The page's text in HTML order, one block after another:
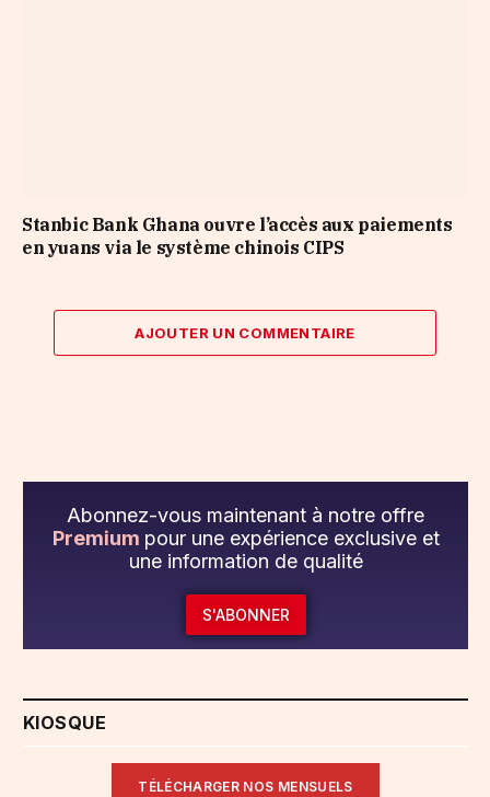
Stanbic Bank Ghana ouvre l’accès aux paiements
en yuans via le système chinois CIPS
AJOUTER UN COMMENTAIRE
Abonnez-vous maintenant à notre offre
Premium pour une expérience exclusive et
une information de qualité
S'ABONNER
KIOSQUE
TÉLÉCHARGER NOS MENSUELS